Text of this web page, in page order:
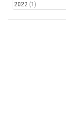
2022 (1)